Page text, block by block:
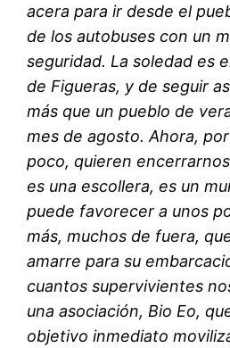
acera para ir desde el
de los autobuses con un
seguridad. La soledad es
de Figueras, y de seguir
más que un pueblo de
mes de agosto. Ahora,
poco, quieren
es una escollera, es un
puede favorecer a unos
más, muchos de fuera,
amarre para su
cuantos supervivientes
una asociación, Bio Eo,
objetivo inmediato